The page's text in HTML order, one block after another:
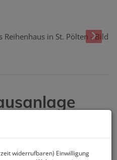
Straße /
Straße 71,
widerrufbaren) Einwilligung